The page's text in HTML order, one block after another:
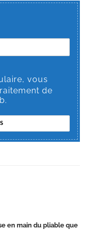
vous
de
en main du pliable que